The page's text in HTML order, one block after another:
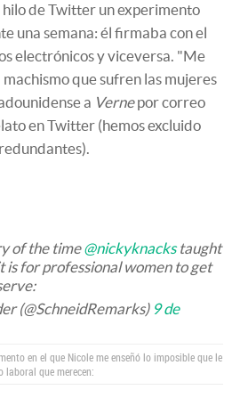
de Twitter un experimento
una semana: él firmaba con el
electrónicos y viceversa. "Me
que sufren las mujeres
a Vernepor correo
en Twitter (hemos excluido
of the time@nickyknackstaught
is for professional women to get
(@SchneidRemarks) 9 de
en el que Nicole me enseñó lo imposible que le
laboral que merecen: